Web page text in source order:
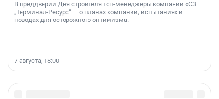
В преддверии Дня строителя топ-менеджеры компании «СЗ
„Терминал-Ресурс“ — о планах компании, испытаниях и
поводах для осторожного оптимизма.
7 августа, 18:00